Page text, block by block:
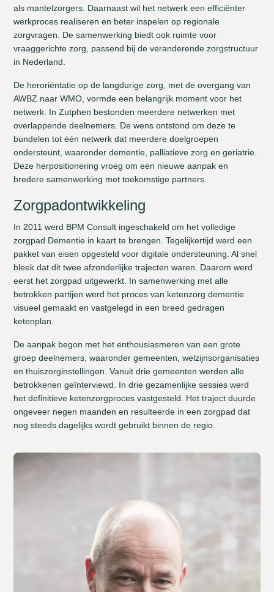
als mantelzorgers. Daarnaast wil het netwerk een efficiënter
werkproces realiseren en beter inspelen op regionale
zorgvragen. De samenwerking biedt ook ruimte voor
vraaggerichte zorg, passend bij de veranderende zorgstructuur
in Nederland.
De heroriëntatie op de langdurige zorg, met de overgang van
AWBZ naar WMO, vormde een belangrijk moment voor het
netwerk. In Zutphen bestonden meerdere netwerken met
overlappende deelnemers. De wens ontstond om deze te
bundelen tot één netwerk dat meerdere doelgroepen
ondersteunt, waaronder dementie, palliatieve zorg en geriatrie.
Deze herpositionering vroeg om een nieuwe aanpak en
bredere samenwerking met toekomstige partners.
Zorgpadontwikkeling
In 2011 werd BPM Consult ingeschakeld om het volledige
zorgpad Dementie in kaart te brengen. Tegelijkertijd werd een
pakket van eisen opgesteld voor digitale ondersteuning. Al snel
bleek dat dit twee afzonderlijke trajecten waren. Daarom werd
eerst het zorgpad uitgewerkt. In samenwerking met alle
betrokken partijen werd het proces van ketenzorg dementie
visueel gemaakt en vastgelegd in een breed gedragen
ketenplan.
De aanpak begon met het enthousiasmeren van een grote
groep deelnemers, waaronder gemeenten, welzijnsorganisaties
en thuiszorginstellingen. Vanuit drie gemeenten werden alle
betrokkenen geïnterviewd. In drie gezamenlijke sessies werd
het definitieve ketenzorgproces vastgesteld. Het traject duurde
ongeveer negen maanden en resulteerde in een zorgpad dat
nog steeds dagelijks wordt gebruikt binnen de regio.